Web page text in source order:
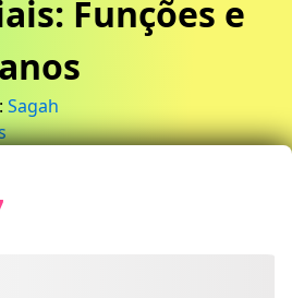
Funções e
Sagah